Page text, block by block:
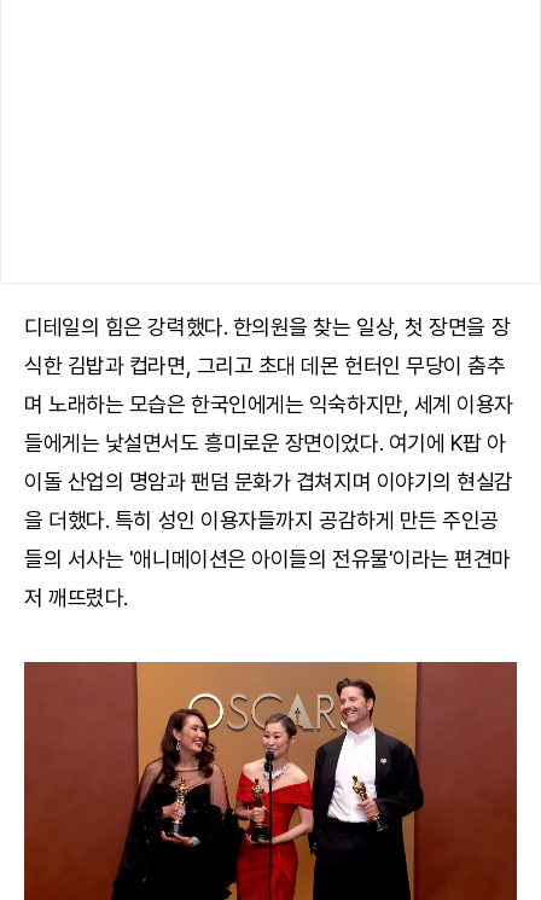
디테일의 힘은 강력했다. 한의원을 찾는 일상, 첫 장면을 장
식한 김밥과 컵라면, 그리고 초대 데몬 헌터인 무당이 춤추
며 노래하는 모습은 한국인에게는 익숙하지만, 세계 이용자
들에게는 낯설면서도 흥미로운 장면이었다. 여기에 K팝 아
이돌 산업의 명암과 팬덤 문화가 겹쳐지며 이야기의 현실감
을 더했다. 특히 성인 이용자들까지 공감하게 만든 주인공
들의 서사는 '애니메이션은 아이들의 전유물'이라는 편견마
저 깨뜨렸다.